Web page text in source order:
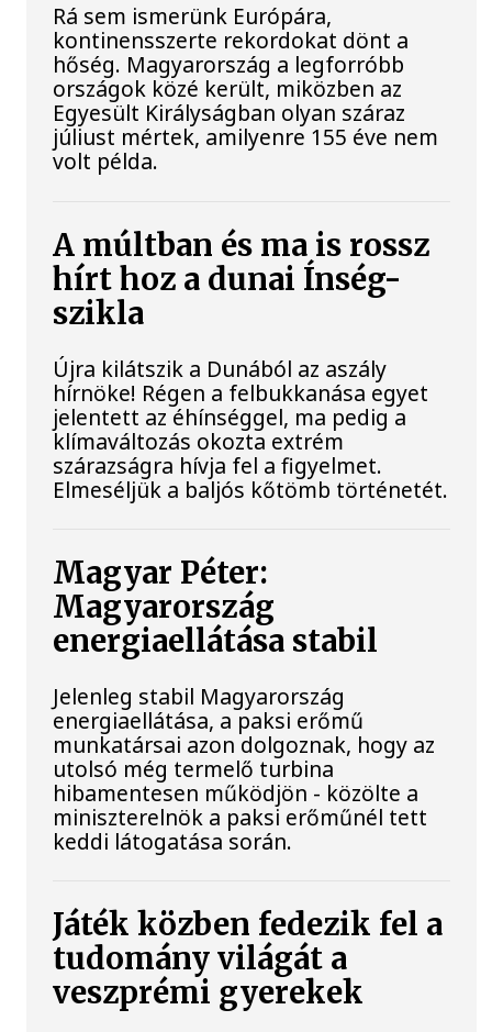
Rá sem ismerünk Európára,
kontinensszerte rekordokat dönt a
hőség. Magyarország a legforróbb
országok közé került, miközben az
Egyesült Királyságban olyan száraz
júliust mértek, amilyenre 155 éve nem
volt példa.
A múltban és ma is rossz
hírt hoz a dunai Ínség-
szikla
Újra kilátszik a Dunából az aszály
hírnöke! Régen a felbukkanása egyet
jelentett az éhínséggel, ma pedig a
klímaváltozás okozta extrém
szárazságra hívja fel a figyelmet.
Elmeséljük a baljós kőtömb történetét.
Magyar Péter:
Magyarország
energiaellátása stabil
Jelenleg stabil Magyarország
energiaellátása, a paksi erőmű
munkatársai azon dolgoznak, hogy az
utolsó még termelő turbina
hibamentesen működjön - közölte a
miniszterelnök a paksi erőműnél tett
keddi látogatása során.
Játék közben fedezik fel a
tudomány világát a
veszprémi gyerekek